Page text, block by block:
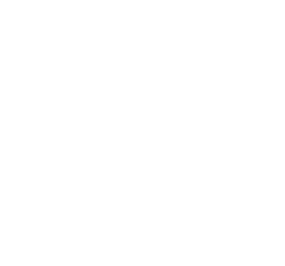
for Men
Sneaker for Men
beige Sneaker for Men
- Green, blue Sneaker for Men